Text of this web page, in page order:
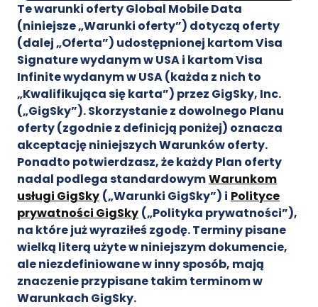
Te warunki oferty Global Mobile Data
(niniejsze „Warunki oferty”) dotyczą oferty
(dalej „Oferta”) udostępnionej kartom Visa
Signature wydanym w USA i kartom Visa
Infinite wydanym w USA (każda z nich to
„Kwalifikująca się karta”) przez GigSky, Inc.
(„GigSky”). Skorzystanie z dowolnego Planu
oferty (zgodnie z definicją poniżej) oznacza
akceptację niniejszych Warunków oferty.
Ponadto potwierdzasz, że każdy Plan oferty
nadal podlega standardowymWarunkom
usługi GigSky („Warunki GigSky”) i Polityce
prywatności GigSky („Polityka prywatności”),
na które już wyraziłeś zgodę. Terminy pisane
wielką literą użyte w niniejszym dokumencie,
ale niezdefiniowane w inny sposób, mają
znaczenie przypisane takim terminom w
Warunkach GigSky.